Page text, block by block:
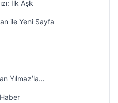
İlk Aşk
ile Yeni Sayfa
Yılmaz’la…